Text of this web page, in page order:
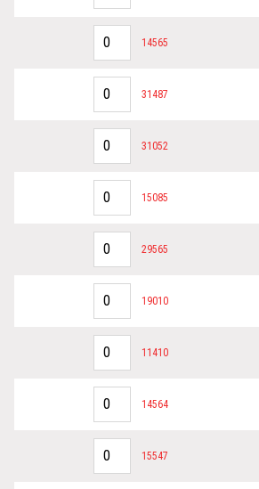
14565
31487
31052
15085
29565
19010
11410
14564
15547